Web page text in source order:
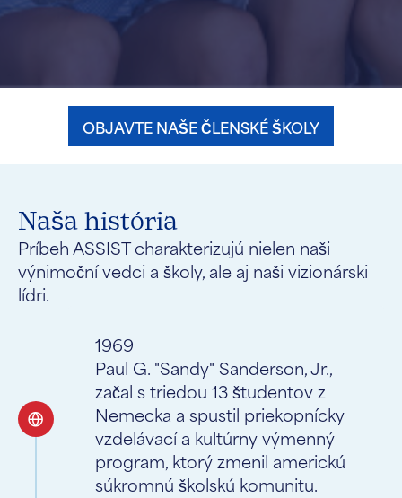
OBJAVTE NAŠE ČLENSKÉ ŠKOLY
Naša história
Príbeh ASSIST charakterizujú nielen naši
výnimoční vedci a školy, ale aj naši vizionárski
lídri.
1969
Paul G. "Sandy" Sanderson, Jr.,
začal s triedou 13 študentov z
Nemecka a spustil priekopnícky
vzdelávací a kultúrny výmenný
program, ktorý zmenil americkú
súkromnú školskú komunitu.